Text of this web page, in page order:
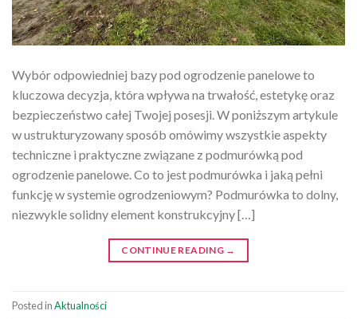
Wybór odpowiedniej bazy pod ogrodzenie panelowe to
kluczowa decyzja, która wpływa na trwałość, estetykę oraz
bezpieczeństwo całej Twojej posesji. W poniższym artykule
w ustrukturyzowany sposób omówimy wszystkie aspekty
techniczne i praktyczne związane z podmurówką pod
ogrodzenie panelowe. Co to jest podmurówka i jaką pełni
funkcję w systemie ogrodzeniowym? Podmurówka to dolny,
niezwykle solidny element konstrukcyjny […]
CONTINUE READING →
Posted inAktualności